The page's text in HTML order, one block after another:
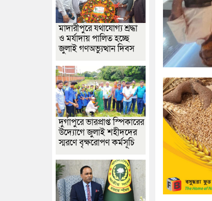
মাদারীপুরে যথাযোগ্য শ্রদ্ধা
ও মর্যাদায় পালিত হচ্ছে
জুলাই গণঅভ্যুত্থান দিবস
দুর্গাপুরে ভারপ্রাপ্ত স্পিকারের
উদ্যোগে জুলাই শহীদদের
স্মরণে বৃক্ষরোপণ কর্মসূচি